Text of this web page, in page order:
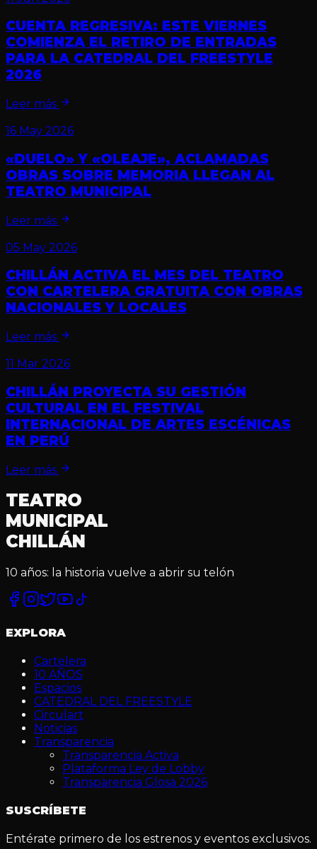
CUENTA REGRESIVA: ESTE VIERNES
COMIENZA EL RETIRO DE ENTRADAS
PARA LA CATEDRAL DEL FREESTYLE
2026
Leer más
16 May 2026
«DUELO» Y «OLEAJE», ACLAMADAS
OBRAS SOBRE MEMORIA LLEGAN AL
TEATRO MUNICIPAL
Leer más
05 May 2026
CHILLÁN ACTIVA EL MES DEL TEATRO
CON CARTELERA GRATUITA CON OBRAS
NACIONALES Y LOCALES
Leer más
11 Mar 2026
CHILLÁN PROYECTA SU GESTIÓN
CULTURAL EN EL FESTIVAL
INTERNACIONAL DE ARTES ESCÉNICAS
EN PERÚ
Leer más
TEATRO
MUNICIPAL
CHILLÁN
10 años: la historia vuelve a abrir su telón
Facebook
Instagram
Twitter
YouTube
TikTok
EXPLORA
Cartelera
10 AÑOS
Espacios
CATEDRAL DEL FREESTYLE
Circulart
Noticias
Transparencia
Transparencia Activa
Plataforma Ley de Lobby
Transparencia Glosa 2026
SUSCRÍBETE
Entérate primero de los estrenos y eventos exclusivos.